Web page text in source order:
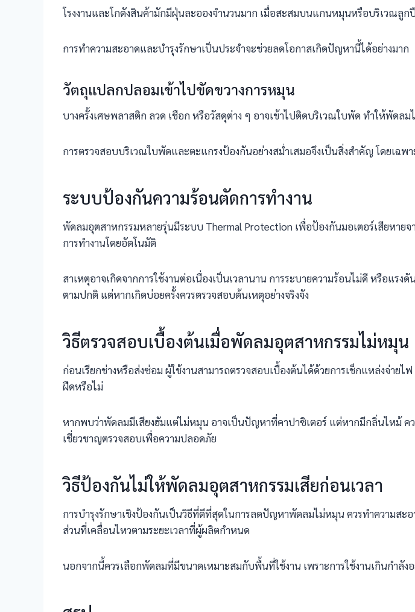
โรงงานและโกดังสินค้ามักมีฝุ่นละอองจำนวนมาก เมื่อสะสมบนแกนหมุนหรือบริเวณลู
การทำความสะอาดและบำรุงรักษาเป็นประจำจะช่วยลดโอกาสเกิดปัญหานี้ได้อย่างมาก
วัตถุแปลกปลอมเข้าไปขัดขวางการหมุน
บางครั้งเศษพลาสติก ลวด เชือก หรือวัสดุต่าง ๆ อาจเข้าไปติดบริเวณใบพัด ทำให้พัดล
การตรวจสอบบริเวณใบพัดและตะแกรงป้องกันอย่างสม่ำเสมอจึงเป็นสิ่งสำคัญ โดยเฉ
ระบบป้องกันความร้อนตัดการทำงาน
พัดลมอุตสาหกรรมหลายรุ่นมีระบบ Thermal Protection เพื่อป้องกันมอเตอร์เสียหาย
การทำงานโดยอัตโนมัติ
สาเหตุอาจเกิดจากการใช้งานต่อเนื่องเป็นเวลานาน การระบายความร้อนไม่ดี หรือแ
ตามปกติ แต่หากเกิดบ่อยครั้งควรตรวจสอบต้นเหตุอย่างจริงจัง
วิธีตรวจสอบเบื้องต้นเมื่อพัดลมอุตสาหกรรมไม่หมุน
ก่อนเรียกช่างหรือส่งซ่อม ผู้ใช้งานสามารถตรวจสอบเบื้องต้นได้ด้วยการเช็กแหล่งจ่า
ฝืดหรือไม่
หากพบว่าพัดลมมีเสียงฮัมแต่ไม่หมุน อาจเป็นปัญหาที่คาปาซิเตอร์ แต่หากมีกลิ่นไหม้
เชี่ยวชาญตรวจสอบเพื่อความปลอดภัย
วิธีป้องกันไม่ให้พัดลมอุตสาหกรรมเสียก่อนเวลา
การบำรุงรักษาเชิงป้องกันเป็นวิธีที่ดีที่สุดในการลดปัญหาพัดลมไม่หมุน ควรทำความส
ส่วนที่เคลื่อนไหวตามระยะเวลาที่ผู้ผลิตกำหนด
นอกจากนี้ควรเลือกพัดลมที่มีขนาดเหมาะสมกับพื้นที่ใช้งาน เพราะการใช้งานเกินกำลัง